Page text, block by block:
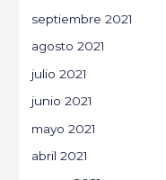
septiembre 2021
agosto 2021
julio 2021
junio 2021
mayo 2021
abril 2021